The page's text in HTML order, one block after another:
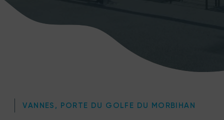
VANNES, PORTE DU GOLFE DU MORBIHAN